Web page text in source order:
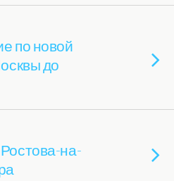
по новой
до
на-